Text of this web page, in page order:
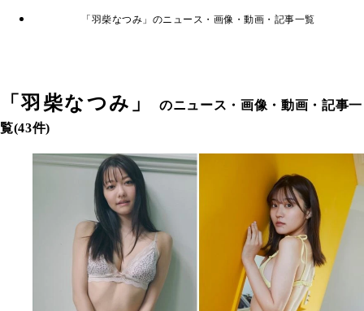
「羽柴なつみ」のニュース・画像・動画・記事一覧
「羽柴なつみ 」のニュース・画像・動画・記事一
覧(43件)